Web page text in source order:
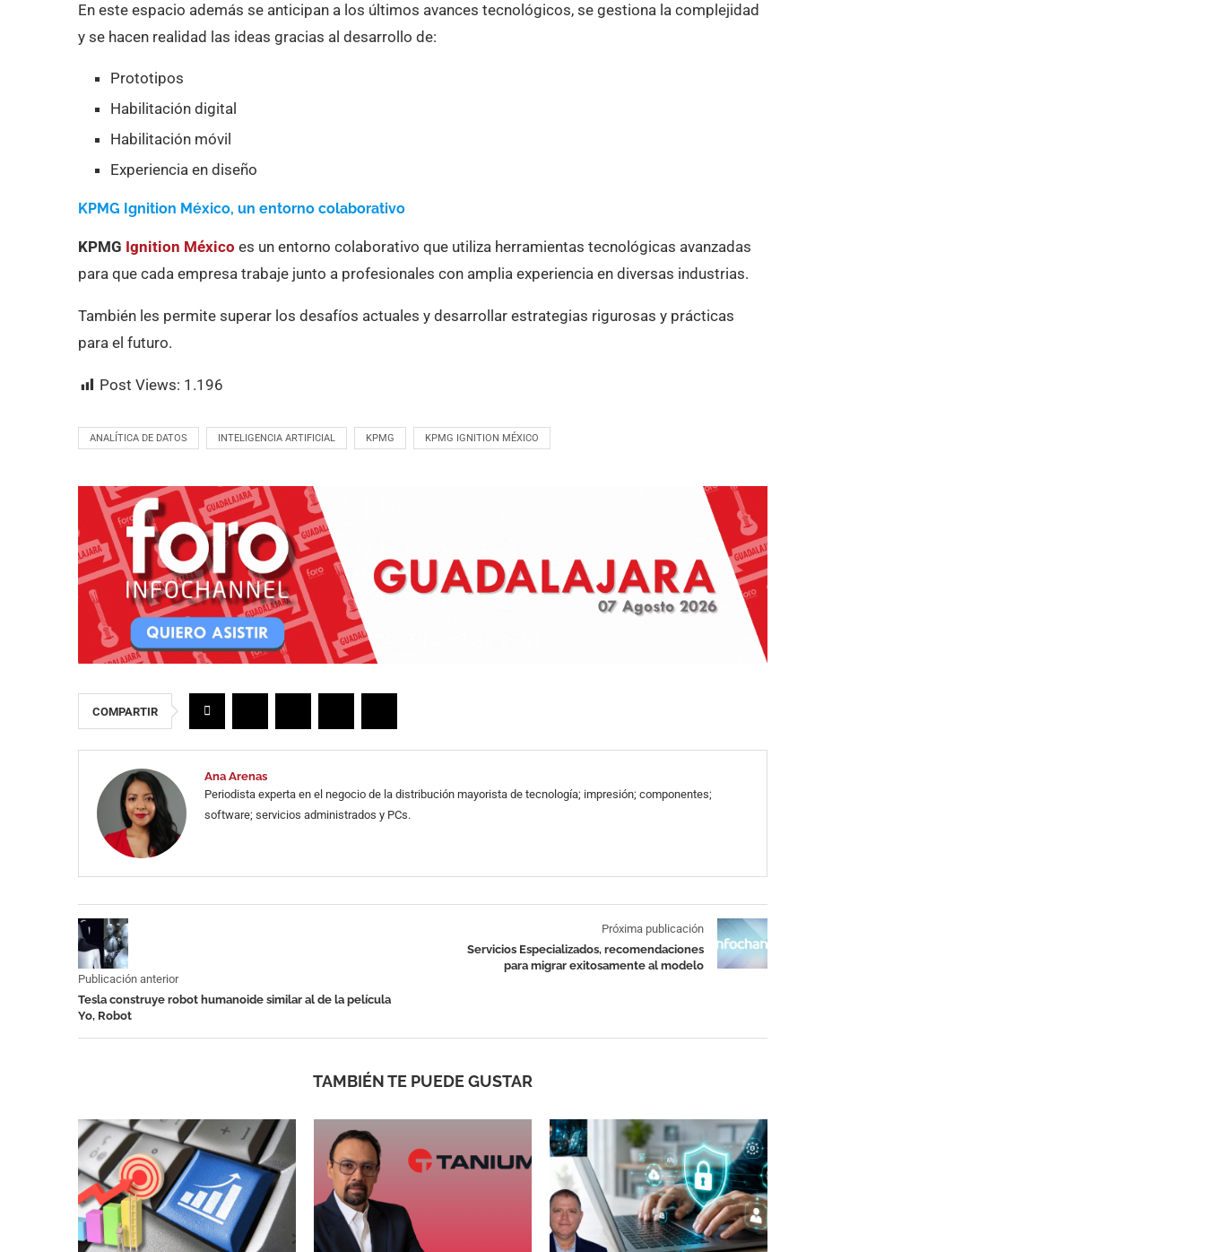
En este espacio además se anticipan a los últimos avances tecnológicos, se gestiona la complejidad
y se hacen realidad las ideas gracias al desarrollo de:
Prototipos
Habilitación digital
Habilitación móvil
Experiencia en diseño
KPMG Ignition México, un entorno colaborativo
KPMG Ignition México es un entorno colaborativo que utiliza herramientas tecnológicas avanzadas
para que cada empresa trabaje junto a profesionales con amplia experiencia en diversas industrias.
También les permite superar los desafíos actuales y desarrollar estrategias rigurosas y prácticas
para el futuro.
Post Views: 1.196
ANALÍTICA DE DATOS INTELIGENCIA ARTIFICIAL KPMG KPMG IGNITION MÉXICO
COMPARTIR
Ana Arenas
Periodista experta en el negocio de la distribución mayorista de tecnología; impresión; componentes;
software; servicios administrados y PCs.
Publicación anterior
Tesla construye robot humanoide similar al de la película
Yo, Robot
Próxima publicación
Servicios Especializados, recomendaciones
para migrar exitosamente al modelo
TAMBIÉN TE PUEDE GUSTAR